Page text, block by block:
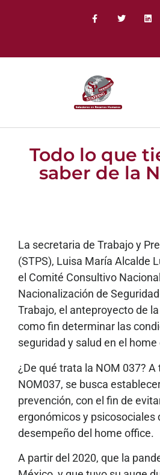
Todo lo que
saber de la
La secretaria de Trabajo y
(STPS), Luisa María Alcalde
el Comité Consultivo
Nacionalización de Seguridad
Trabajo, el anteproyecto de
como fin determinar las
seguridad y salud en el home
¿De qué trata la NOM 037? A
NOM037, se busca
prevención, con el fin de
ergonómicos y psicosociales
desempeño del home office.
A partir del 2020, que la